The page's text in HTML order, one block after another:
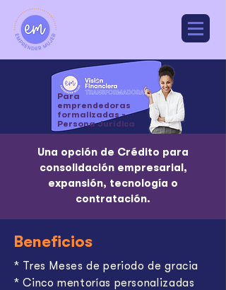
Para
emprendedoras
formalizadas -
Persona Jurídica
Una opción de Crédito para
consolidación empresarial,
expansión, tecnología o
contratación.
Beneficios
* Tres Meses de periodo de gracia
* Cinco mentorías personalizadas